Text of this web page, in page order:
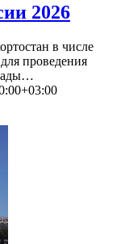
2026
в числе
проведения